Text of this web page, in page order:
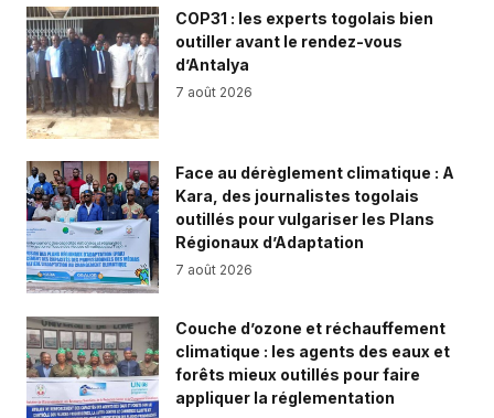
COP31 : les experts togolais bien
outiller avant le rendez-vous
d’Antalya
7 août 2026
Face au dérèglement climatique : A
Kara, des journalistes togolais
outillés pour vulgariser les Plans
Régionaux d’Adaptation
7 août 2026
Couche d’ozone et réchauffement
climatique : les agents des eaux et
forêts mieux outillés pour faire
appliquer la réglementation